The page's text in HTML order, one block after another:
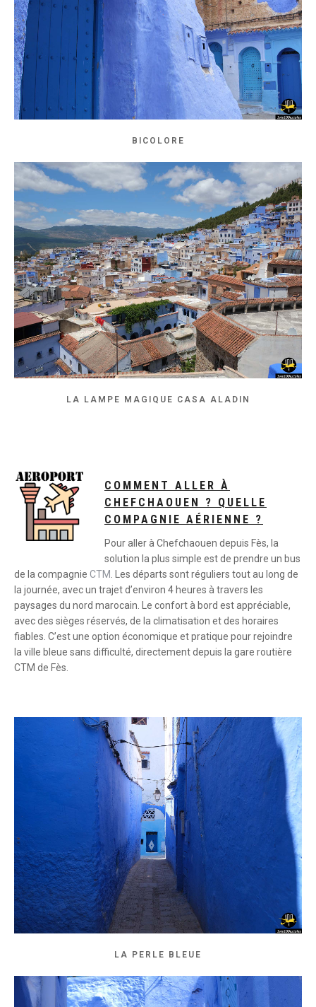
BICOLORE
LA LAMPE MAGIQUE CASA ALADIN
COMMENT ALLER À
CHEFCHAOUEN ? QUELLE
COMPAGNIE AÉRIENNE ?
Pour aller à Chefchaouen depuis Fès, la
solution la plus simple est de prendre un bus
de la compagnie CTM . Les départs sont réguliers tout au long de
la journée, avec un trajet d’environ 4 heures à travers les
paysages du nord marocain. Le confort à bord est appréciable,
avec des sièges réservés, de la climatisation et des horaires
fiables. C’est une option économique et pratique pour rejoindre
la ville bleue sans difficulté, directement depuis la gare routière
CTM de Fès.
LA PERLE BLEUE